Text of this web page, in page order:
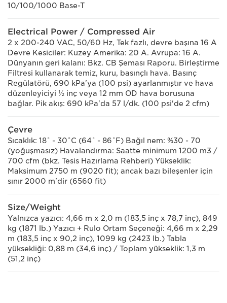
10/100/1000 Base-T
Electrical Power / Compressed Air
2 x 200-240 VAC, 50/60 Hz, Tek fazlı, devre başına 16 A
Devre Kesiciler: Kuzey Amerika: 20 A. Avrupa: 16 A.
Dünyanın geri kalanı: Bkz. CB Şeması Raporu. Birleştirme
Filtresi kullanarak temiz, kuru, basınçlı hava. Basınç
Regülatörü, 690 kPa'ya (100 psi) ayarlanmıştır ve hava
düzenleyiciyi ½ inç veya 12 mm OD hava borusuna
bağlar. Pik akış: 690 kPa'da 57 l/dk. (100 psi'de 2 cfm)
Çevre
Sıcaklık: 18˚ - 30˚C (64˚ - 86˚F) Bağıl nem: %30 - 70
(yoğuşmasız) Havalandırma: Saatte minimum 1200 m3 /
700 cfm (bkz. Tesis Hazırlama Rehberi) Yükseklik:
Maksimum 2750 m (9020 fit); ancak bazı bileşenler için
sınır 2000 m'dir (6560 fit)
Size/Weight
Yalnızca yazıcı: 4,66 m x 2,0 m (183,5 inç x 78,7 inç), 849
kg (1871 lb.) Yazıcı + Rulo Ortam Seçeneği: 4,66 m x 2,29
m (183,5 inç x 90,2 inç), 1099 kg (2423 lb.) Tabla
yüksekliği: 0,88 m (34,6 inç) / Toplam yükseklik: 1,3 m
(51,2 inç)